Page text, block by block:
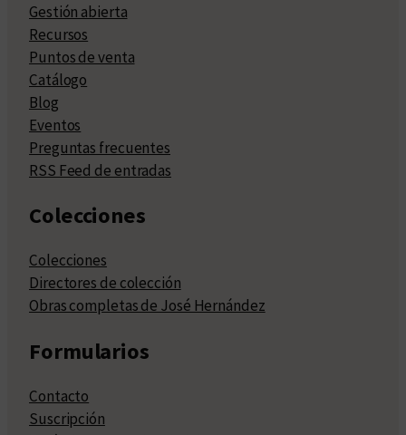
Gestión abierta
Recursos
Puntos de venta
Catálogo
Blog
Eventos
Preguntas frecuentes
RSS Feed de entradas
Colecciones
Colecciones
Directores de colección
Obras completas de José Hernández
Formularios
Contacto
Suscripción